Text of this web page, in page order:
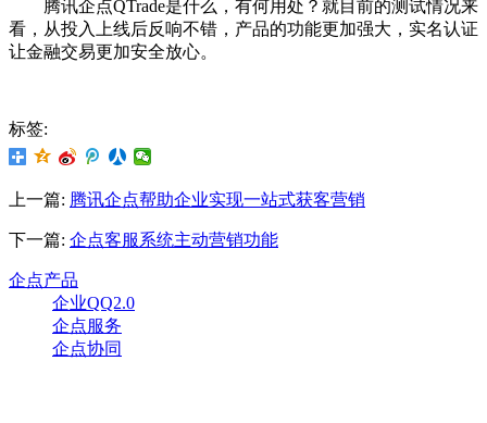
腾讯企点QTrade是什么，有何用处？就目前的测试情况来
看，从投入上线后反响不错，产品的功能更加强大，实名认证
让金融交易更加安全放心。
标签:
上一篇: 腾讯企点帮助企业实现一站式获客营销
下一篇: 企点客服系统主动营销功能
企点产品
企业QQ2.0
企点服务
企点协同